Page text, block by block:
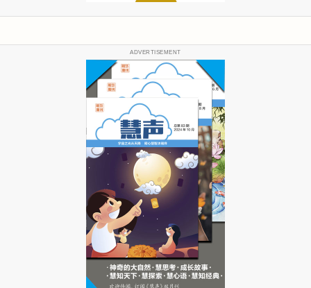
ADVERTISEMENT